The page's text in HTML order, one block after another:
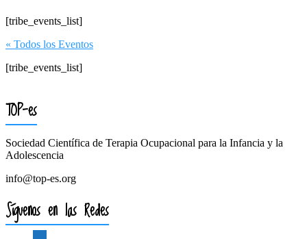
[tribe_events_list]
« Todos los Eventos
[tribe_events_list]
TOP-es
Sociedad Científica de Terapia Ocupacional para la Infancia y la
Adolescencia
info@top-es.org
Síguenos en las Redes